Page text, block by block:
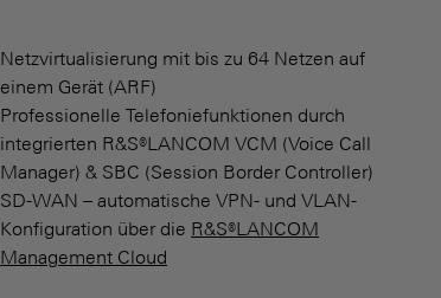
Netzvirtualisierung mit bis zu 64 Netzen auf
einem Gerät (ARF)
Professionelle Telefoniefunktionen durch
integrierten R&S®LANCOM VCM (Voice Call
Manager) & SBC (Session Border Controller)
SD-WAN – automatische VPN- und VLAN-
Konfiguration über die R&S®LANCOM
Management Cloud